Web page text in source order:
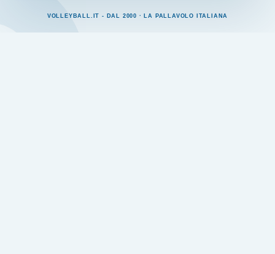
VOLLEYBALL.IT - DAL 2000 · LA PALLAVOLO ITALIANA